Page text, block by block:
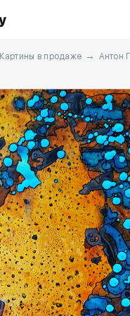
Художники
Услуги
Контакты
Картины в продаже → Антон